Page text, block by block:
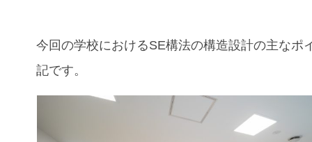
今回の学校におけるSE構法の構造設計の主なポ
記です。